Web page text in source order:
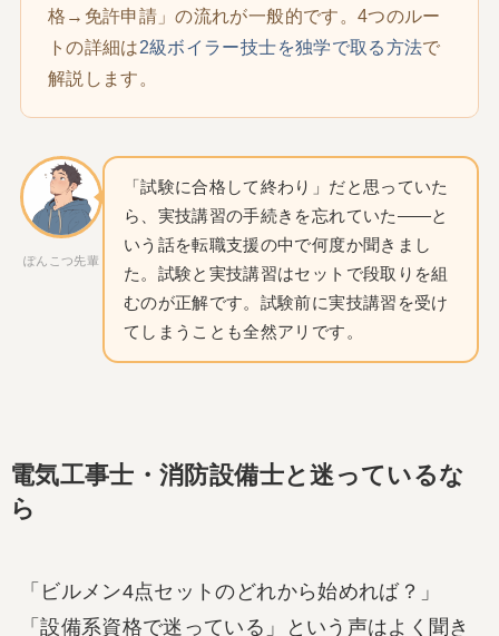
格→免許申請」の流れが一般的です。4つのルー
トの詳細は2級ボイラー技士を独学で取る方法で
解説します。
ぽんこつ先輩
「試験に合格して終わり」だと思っていた
ら、実技講習の手続きを忘れていた——と
いう話を転職支援の中で何度か聞きまし
た。試験と実技講習はセットで段取りを組
むのが正解です。試験前に実技講習を受け
てしまうことも全然アリです。
電気工事士・消防設備士と迷っているな
ら
「ビルメン4点セットのどれから始めれば？」
「設備系資格で迷っている」という声はよく聞き